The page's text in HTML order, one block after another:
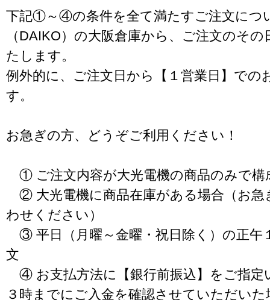
下記①～④の条件を全て満たすご注文につ
（DAIKO）の大阪倉庫から、ご注文のそ
たします。
例外的に、ご注文日から【１営業日】での
す。
お急ぎの方、どうぞご利用ください！
① ご注文内容が大光電機の商品のみで構
② 大光電機に商品在庫がある場合（お急
わせください）
③ 平日（月曜～金曜・祝日除く）の正午
文
④ お支払方法に【銀行前振込】をご指定
３時までにご入金を確認させていただいた